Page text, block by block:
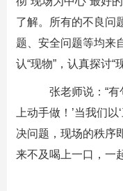
了解。所有的不良问
题、安全问题等均来
认“现物”，认真探讨“
张老师说：“有
上动手做！’当我们
决问题，现场的秩序
来不及喝上一口，一